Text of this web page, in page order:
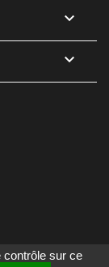


contrôle sur ce